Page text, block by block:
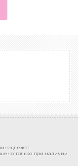
только при наличии